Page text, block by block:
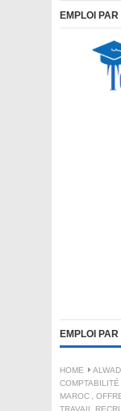
EMPLOI
EMPLOI
HOME
COMPTABILITÉ
MAROC ,